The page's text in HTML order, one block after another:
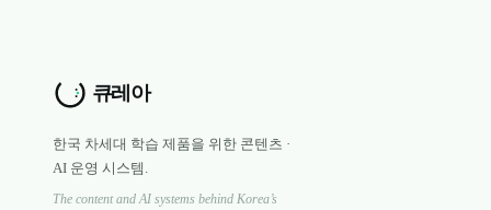
한국 차세대 학습 제품을 위한 콘텐츠 ·
AI 운영 시스템.
The content and AI systems behind Korea’s